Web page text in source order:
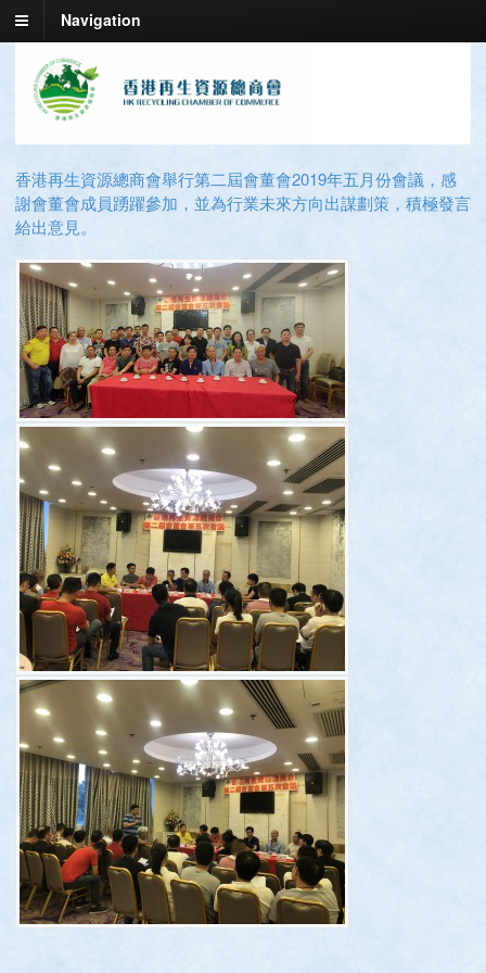
Navigation
香港再生資源總商會舉行第二屆會董會2019年五月份會議，感
謝會董會成員踴躍參加，並為行業未來方向出謀劃策，積極發言
給出意見。